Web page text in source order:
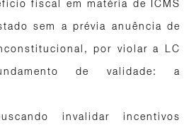
fiscal em matéria de ICMS
sem a prévia anuência de
por violar a LC
de validade: a
invalidar incentivos